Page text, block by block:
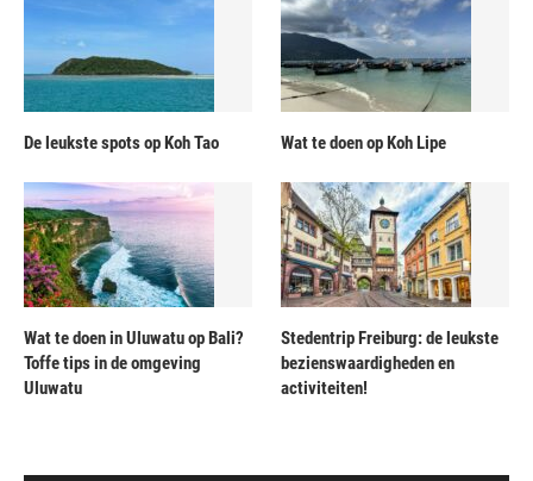
De leukste spots op Koh Tao Wat te doen op Koh Lipe
Wat te doen in Uluwatu op Bali?
Toffe tips in de omgeving
Uluwatu
Stedentrip Freiburg: de leukste
bezienswaardigheden en
activiteiten!